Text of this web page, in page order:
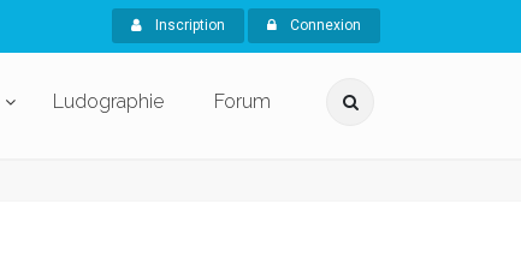
Inscription Connexion
Ludographie Forum